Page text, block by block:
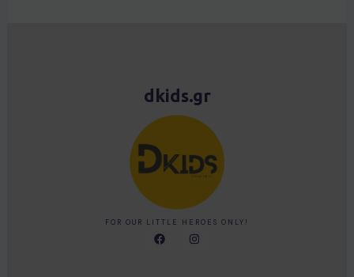
dkids.gr
FOR OUR LITTLE HEROES ONLY!
F
a
I
n